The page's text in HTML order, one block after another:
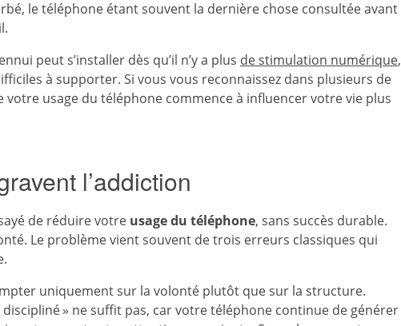
le téléphone étant souvent la dernière chose consultée avant
peut s’installer dès qu’il n’y a plus de stimulation numérique,
à supporter. Si vous vous reconnaissez dans plusieurs de
usage du téléphone commence à influencer votre vie plus
l’addiction
de réduire votre usage du téléphone, sans succès durable.
Le problème vient souvent de trois erreurs classiques qui
uniquement sur la volonté plutôt que sur la structure.
» ne suffit pas, car votre téléphone continue de générer